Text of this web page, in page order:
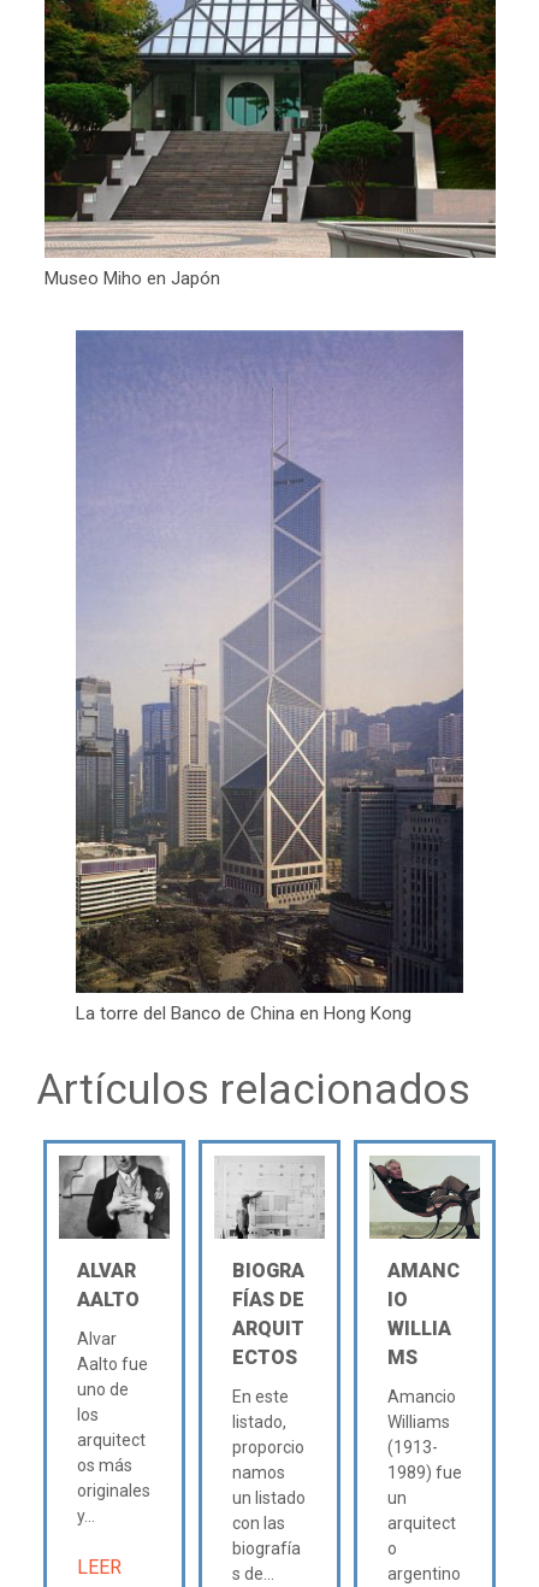
Museo Miho en Japón
La torre del Banco de China en Hong Kong
Artículos relacionados
ALVAR
AALTO
Alvar
Aalto fue
uno de
los
arquitect
os más
originales
y...
LEER
BIOGRA
FÍAS DE
ARQUIT
ECTOS
En este
listado,
proporcio
namos
un listado
con las
biografía
s de...
AMANC
IO
WILLIA
MS
Amancio
Williams
(1913-
1989) fue
un
arquitect
o
argentino